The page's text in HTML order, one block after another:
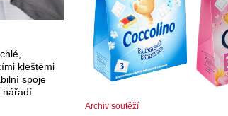
kleštěmi
spoje
Archiv soutěží